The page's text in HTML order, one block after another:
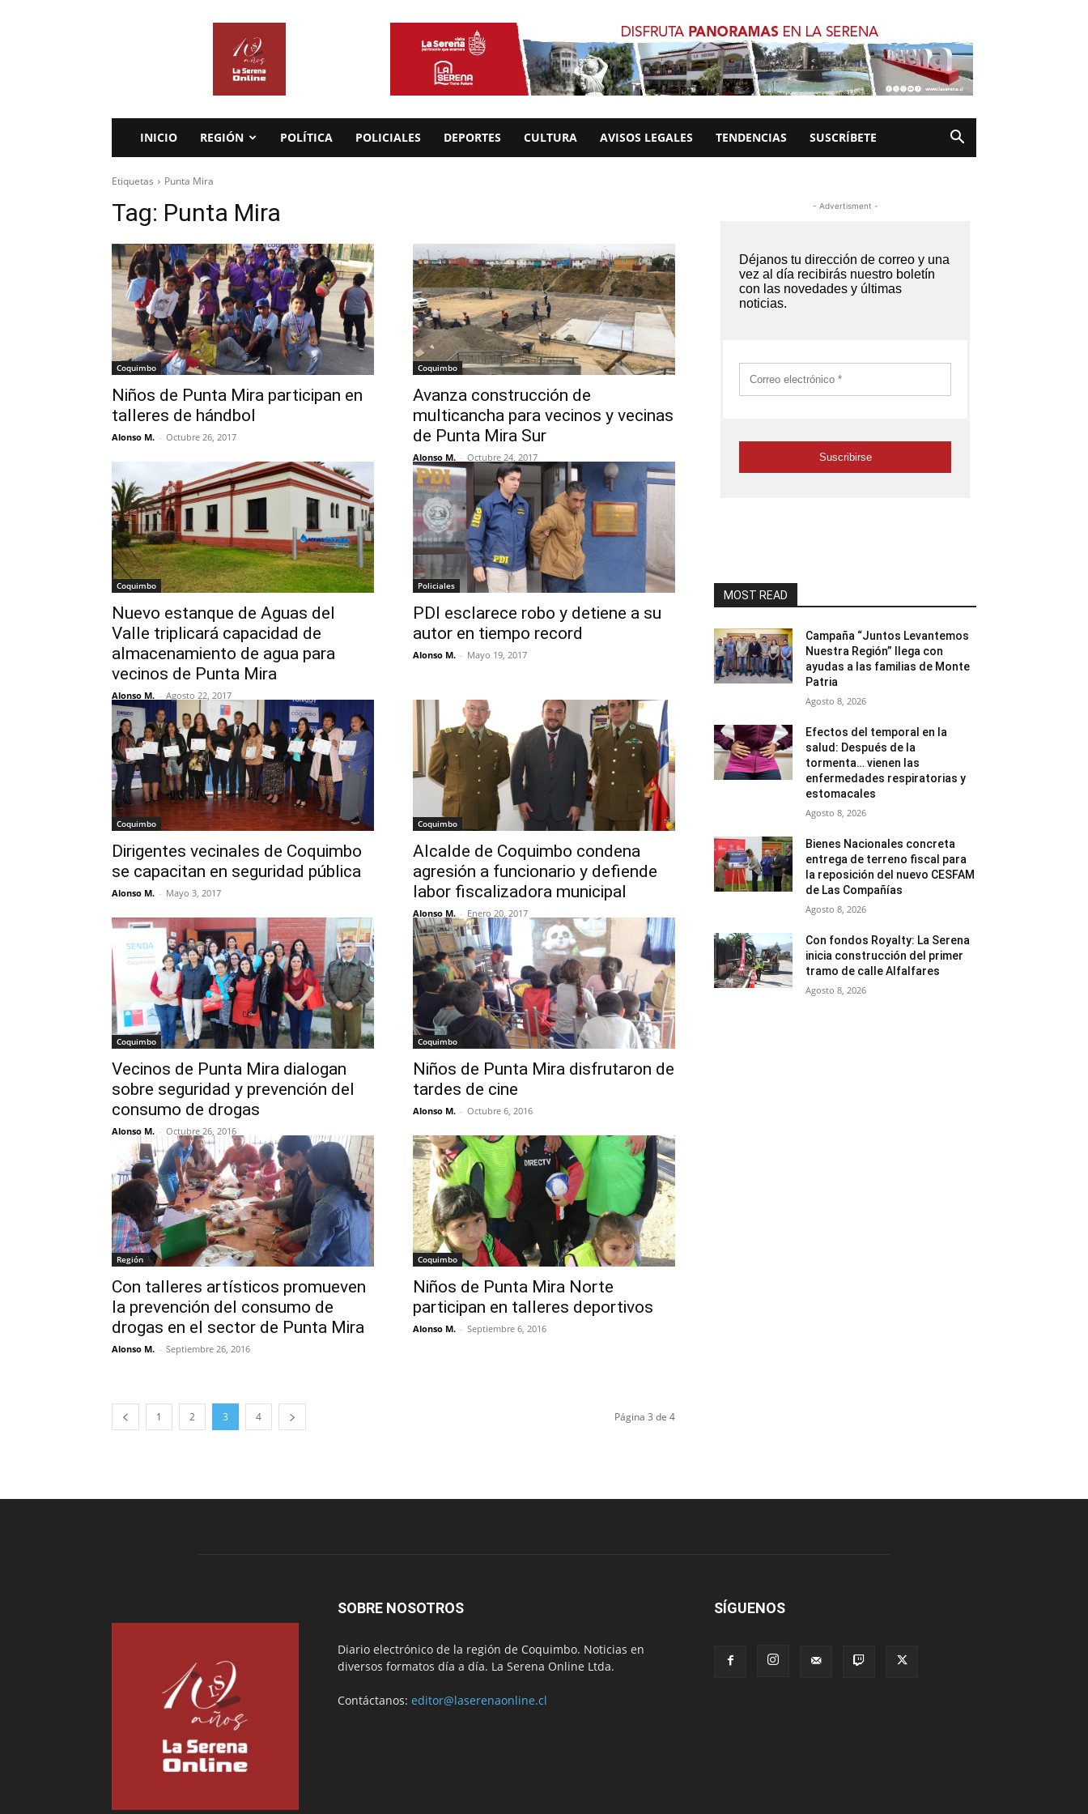
INICIO REGIÓN POLÍTICA POLICIALES DEPORTES CULTURA AVISOS LEGALES TENDENCIAS SUSCRÍBETE
Etiquetas Punta Mira
Tag: Punta Mira
Coquimbo
Niños de Punta Mira participan en
talleres de hándbol
Alonso M. - Octubre 26, 2017
Coquimbo
Avanza construcción de
multicancha para vecinos y vecinas
de Punta Mira Sur
Alonso M. - Octubre 24, 2017
Coquimbo
Nuevo estanque de Aguas del
Valle triplicará capacidad de
almacenamiento de agua para
vecinos de Punta Mira
Alonso M. - Agosto 22, 2017
Policiales
PDI esclarece robo y detiene a su
autor en tiempo record
Alonso M. - Mayo 19, 2017
Coquimbo
Dirigentes vecinales de Coquimbo
se capacitan en seguridad pública
Alonso M. - Mayo 3, 2017
Coquimbo
Alcalde de Coquimbo condena
agresión a funcionario y defiende
labor fiscalizadora municipal
Alonso M. - Enero 20, 2017
Coquimbo
Vecinos de Punta Mira dialogan
sobre seguridad y prevención del
consumo de drogas
Alonso M. - Octubre 26, 2016
Coquimbo
Niños de Punta Mira disfrutaron de
tardes de cine
Alonso M. - Octubre 6, 2016
Región
Con talleres artísticos promueven
la prevención del consumo de
drogas en el sector de Punta Mira
Alonso M. - Septiembre 26, 2016
Coquimbo
Niños de Punta Mira Norte
participan en talleres deportivos
Alonso M. - Septiembre 6, 2016
1 2 3 4 Página 3 de 4
- Advertisment -
MOST READ
Campaña “Juntos Levantemos
Nuestra Región” llega con
ayudas a las familias de Monte
Patria
Agosto 8, 2026
Efectos del temporal en la
salud: Después de la
tormenta… vienen las
enfermedades respiratorias y
estomacales
Agosto 8, 2026
Bienes Nacionales concreta
entrega de terreno fiscal para
la reposición del nuevo CESFAM
de Las Compañías
Agosto 8, 2026
Con fondos Royalty: La Serena
inicia construcción del primer
tramo de calle Alfalfares
Agosto 8, 2026
SOBRE NOSOTROS
Diario electrónico de la región de Coquimbo. Noticias en
diversos formatos día a día. La Serena Online Ltda.
Contáctanos: editor@laserenaonline.cl
SÍGUENOS